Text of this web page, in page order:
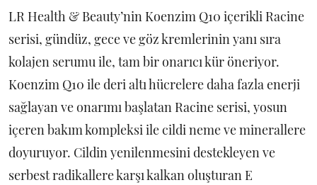
LR Health & Beauty’nin Koenzim Q10 içerikli Racine
serisi, gündüz, gece ve göz kremlerinin yanı sıra
kolajen serumu ile, tam bir onarıcı kür öneriyor.
Koenzim Q10 ile deri altı hücrelere daha fazla enerji
sağlayan ve onarımı başlatan Racine serisi, yosun
içeren bakım kompleksi ile cildi neme ve minerallere
doyuruyor. Cildin yenilenmesini destekleyen ve
serbest radikallere karşı kalkan oluşturan E